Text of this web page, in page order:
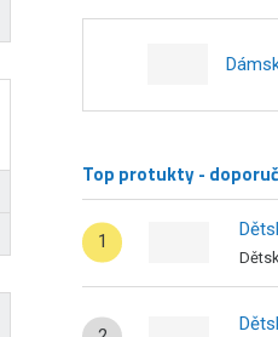
Top protukty -
1